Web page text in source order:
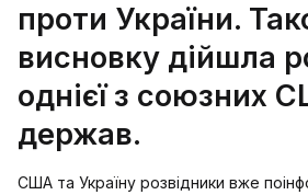
проти України.
висновку дійшла
однієї з союзних
держав.
США та Україну розвідники вже